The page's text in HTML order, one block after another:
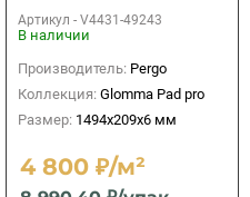
Артикул - V4431-49243
В наличии
Производитель: Pergo
Коллекция: Glomma Pad pro
Размер: 1494x209x6 мм
4 800 ₽/м²